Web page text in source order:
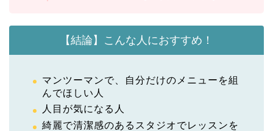
【結論】こんな人におすすめ！
マンツーマンで、自分だけのメニューを組
んでほしい人
人目が気になる人
綺麗で清潔感のあるスタジオでレッスンを